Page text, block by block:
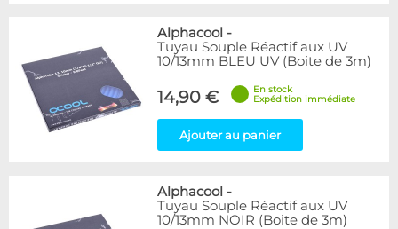
Alphacool -
Tuyau Souple Réactif aux UV
10/13mm BLEU UV (Boite de 3m)
14,90 €
En stock
Expédition immédiate
Ajouter au panier
Alphacool -
Tuyau Souple Réactif aux UV
10/13mm NOIR (Boite de 3m)